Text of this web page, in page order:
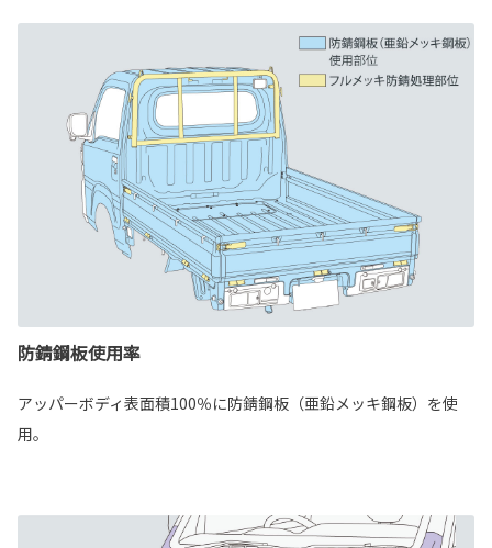
防錆鋼板使用率
アッパーボディ表面積100％に防錆鋼板（亜鉛メッキ鋼板）を使
用。